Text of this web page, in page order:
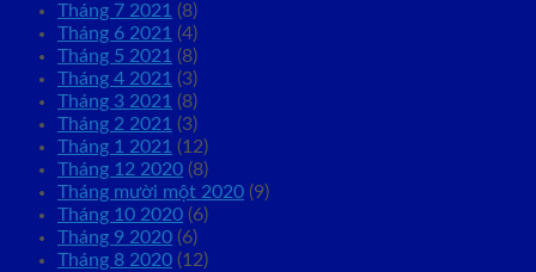
Tháng 7 2021 (8)
Tháng 6 2021 (4)
Tháng 5 2021 (8)
Tháng 4 2021 (3)
Tháng 3 2021 (8)
Tháng 2 2021 (3)
Tháng 1 2021 (12)
Tháng 12 2020 (8)
Tháng mười một 2020 (9)
Tháng 10 2020 (6)
Tháng 9 2020 (6)
Tháng 8 2020 (12)